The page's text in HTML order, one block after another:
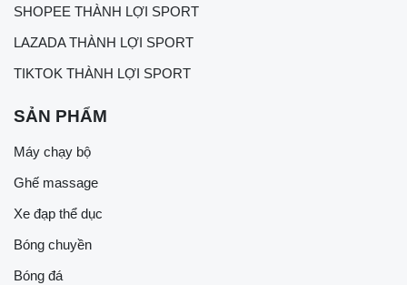
SHOPEE THÀNH LỢI SPORT
LAZADA THÀNH LỢI SPORT
TIKTOK THÀNH LỢI SPORT
SẢN PHẨM
Máy chạy bộ
Ghế massage
Xe đạp thể dục
Bóng chuyền
Bóng đá